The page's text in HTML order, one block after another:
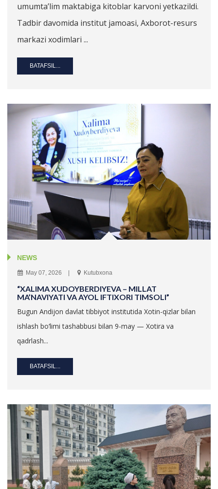
umumta’lim maktabiga kitoblar karvoni yetkazildi.
Tadbir davomida institut jamoasi, Axborot-resurs
markazi xodimlari ...
BATAFSIL...
NEWS
May 07, 2026 Kutubxona
“XALIMA XUDOYBERDIYEVA – MILLAT
MA’NAVIYATI VA AYOL IFTIXORI TIMSOLI”
Bugun Andijon davlat tibbiyot institutida Xotin-qizlar bilan
ishlash bo‘limi tashabbusi bilan 9-may — Xotira va
qadrlash...
BATAFSIL...